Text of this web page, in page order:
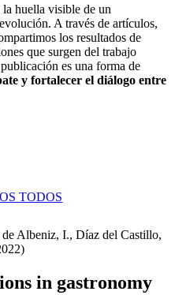
la huella visible de un
A través de artículos,
los resultados de
que surgen del trabajo
es una forma de
y fortalecer el diálogo entre
TODOS
Albeniz, I., Díaz del Castillo,
in gastronomy